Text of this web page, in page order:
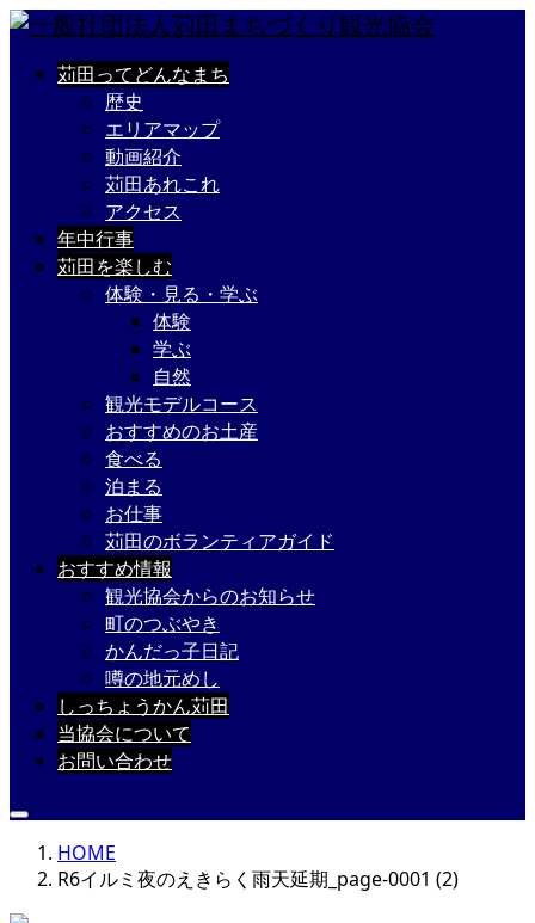
苅田ってどんなまち
歴史
エリアマップ
動画紹介
苅田あれこれ
アクセス
年中行事
苅田を楽しむ
体験・見る・学ぶ
体験
学ぶ
自然
観光モデルコース
おすすめのお土産
食べる
泊まる
お仕事
苅田のボランティアガイド
おすすめ情報
観光協会からのお知らせ
町のつぶやき
かんだっ子日記
噂の地元めし
しっちょうかん苅田
当協会について
お問い合わせ
HOME
R6イルミ夜のえきらく雨天延期_page-0001 (2)